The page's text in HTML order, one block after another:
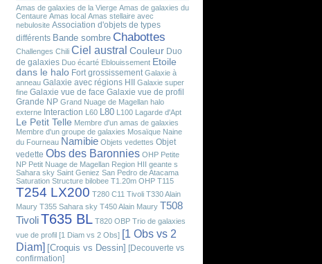
Amas de galaxies de la Vierge Amas de galaxies du
Centaure Amas local Amas stellaire avec
nebulosite Association d'objets de types
différents Bande sombre Chabottes
Challenges Chili Ciel austral Couleur Duo
de galaxies Duo écarté Eblouissement Etoile
dans le halo Fort grossissement Galaxie à
anneau Galaxie avec régions HII
Galaxie super
fine Galaxie vue de face Galaxie vue de profil
Grande NP Grand Nuage de Magellan halo
externe Interaction L60 L80 L100 Lagarde d'Apt
Le Petit Telle Membre d'un amas de galaxies
Membre d'un groupe de galaxies Mosaïque Naine
du Fourneau Namibie Objets vedettes Objet
vedette Obs des Baronnies OHP Petite
NP Petit Nuage de Magellan Region HII geante s
Sahara sky Saint Geniez San Pedro de Atacama
Saturation Structure bilobee T1.20m OHP T115
T254 LX200 T280 C11 Tivoli T330 Alain
Maury T355 Sahara sky T450 Alain Maury T508
TivoliT635 BL T820 OBP Trio de galaxies
vue de profil [1 Diam vs 2 Obs] [1 Obs vs 2
Diam] [Croquis vs Dessin] [Decouverte vs
confirmation]